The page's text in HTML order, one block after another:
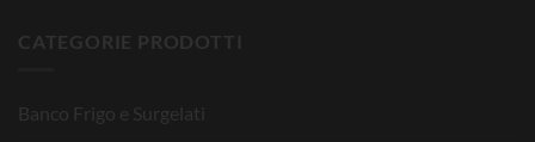
CATEGORIE PRODOTTI
Banco Frigo e Surgelati